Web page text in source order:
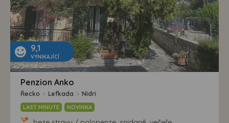
9,1
VYNIKAJÍCÍ
Penzion Anko
Řecko > Lefkada > Nidri
LAST MINUTE NOVINKA